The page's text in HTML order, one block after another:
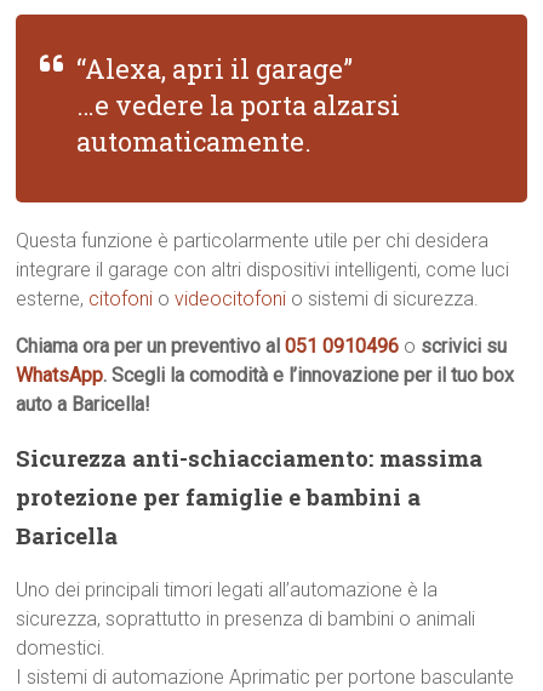
“Alexa, apri il garage”
…e vedere la porta alzarsi
automaticamente.
Questa funzione è particolarmente utile per chi desidera
integrare il garage con altri dispositivi intelligenti, come luci
esterne, citofoni ovideocitofoni o sistemi di sicurezza.
Chiama ora per un preventivo al051 0910496 o scrivici su
WhatsApp. Scegli la comodità e l’innovazione per il tuo box
auto a Baricella!
Sicurezza anti-schiacciamento: massima
protezione per famiglie e bambini a
Baricella
Uno dei principali timori legati all’automazione è la
sicurezza, soprattutto in presenza di bambini o animali
domestici.
I sistemi di automazione Aprimatic per portone basculante